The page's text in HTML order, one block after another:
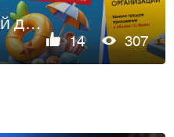
Дизайн публикаций для соцсетей — 1C
14 307